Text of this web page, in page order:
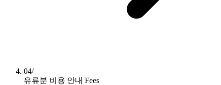
04/
유류분 비용 안내 Fees